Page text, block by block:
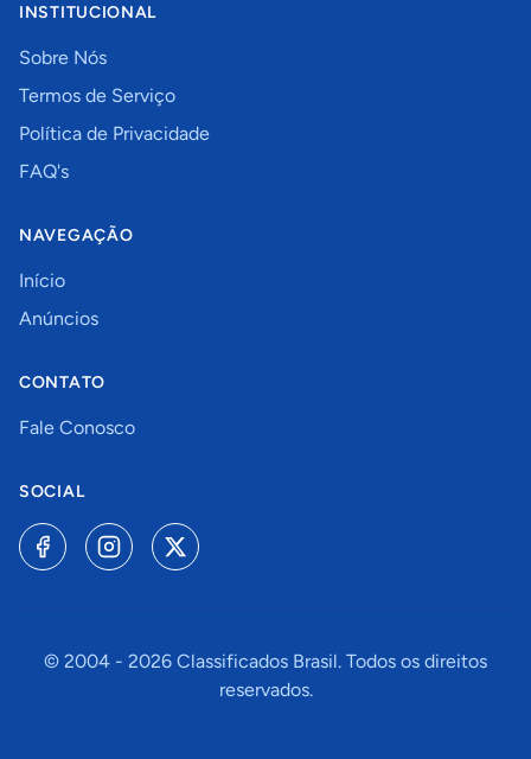
INSTITUCIONAL
Sobre Nós
Termos de Serviço
Política de Privacidade
FAQ's
NAVEGAÇÃO
Início
Anúncios
CONTATO
Fale Conosco
SOCIAL
© 2004 - 2026 Classificados Brasil. Todos os direitos
reservados.